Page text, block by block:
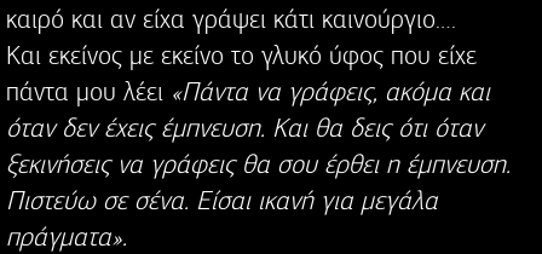
καιρό και αν είχα γράψει κάτι καινούργιο….
Και εκείνος με εκείνο το γλυκό ύφος που είχε
πάντα μου λέει «Πάντα να γράφεις, ακόμα και
όταν δεν έχεις έμπνευση. Και θα δεις ότι όταν
ξεκινήσεις να γράφεις θα σου έρθει η έμπνευση.
Πιστεύω σε σένα. Είσαι ικανή για μεγάλα
πράγματα».